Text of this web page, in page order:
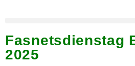
Fasnetsdienstag
2025